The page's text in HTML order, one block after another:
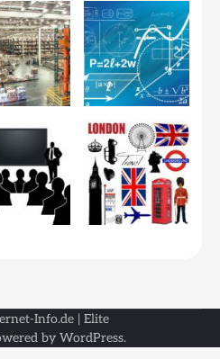
Info.de| Elite
by WordPress.